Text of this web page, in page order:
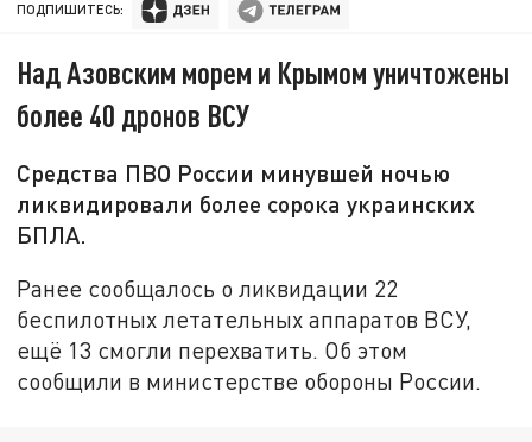
ПОДПИШИТЕСЬ:
Над Азовским морем и Крымом уничтожены
более 40 дронов ВСУ
Средства ПВО России минувшей ночью
ликвидировали более сорока украинских
БПЛА.
Ранее сообщалось о ликвидации 22
беспилотных летательных аппаратов ВСУ,
ещё 13 смогли перехватить. Об этом
сообщили в министерстве обороны России.